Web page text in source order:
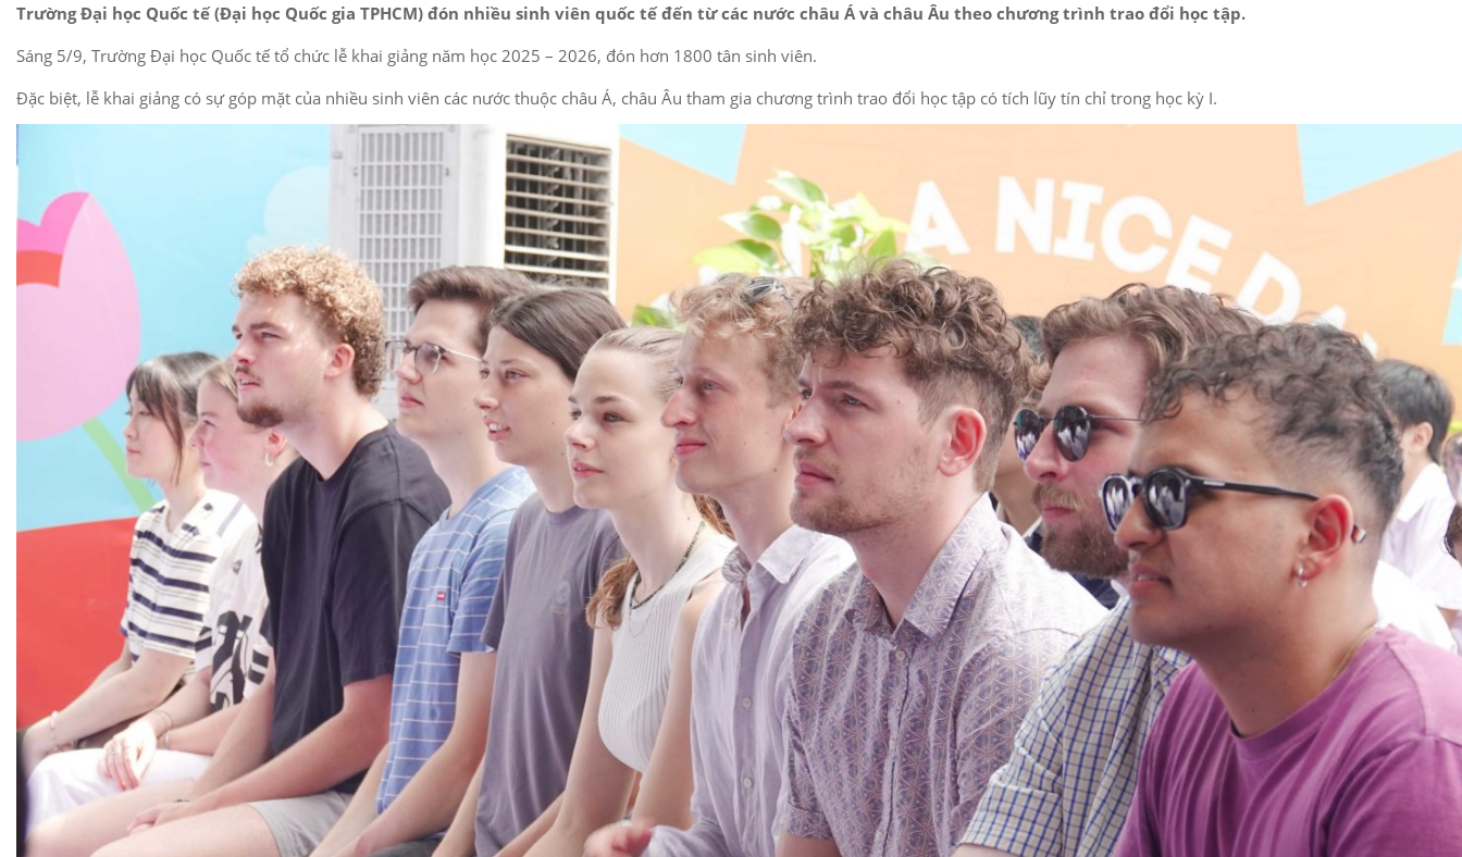
Trường Đại học Quốc tế (Đại học Quốc gia TPHCM) đón nhiều sinh viên quốc tế đến từ các nước châu Á và châu Âu theo chương trình trao đổi học tập.
Sáng 5/9, Trường Đại học Quốc tế tổ chức lễ khai giảng năm học 2025 – 2026, đón hơn 1800 tân sinh viên.
Đặc biệt, lễ khai giảng có sự góp mặt của nhiều sinh viên các nước thuộc châu Á, châu Âu tham gia chương trình trao đổi học tập có tích lũy tín chỉ trong học kỳ I.